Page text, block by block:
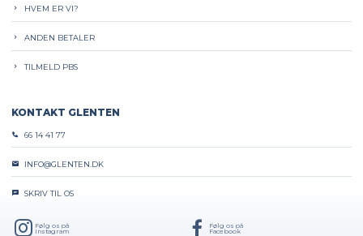
HVEM ER VI?
ANDEN BETALER
TILMELD PBS
KONTAKT GLENTEN
66 14 41 77
INFO@GLENTEN.DK
SKRIV TIL OS
Følg os på
Instagram
Følg os på
Facebook